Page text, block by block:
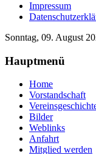
Impressum
Sonntag, 09. August
Hauptmenü
Home
Vorstandschaft
Bilder
Weblinks
Anfahrt
Mitglied werden